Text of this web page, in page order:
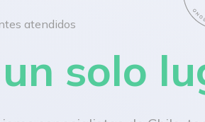
atendidos
un solo